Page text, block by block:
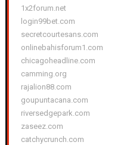
1x2forum.net
login99bet.com
secretcourtesans.com
onlinebahisforum1.com
chicagoheadline.com
camming.org
rajalion88.com
goupuntacana.com
riversedgepark.com
zaseez.com
catchycrunch.com